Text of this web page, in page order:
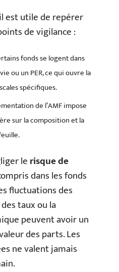
est utile de repérer
de vigilance :
fonds se logent dans
ou un PER, ce qui ouvre la
spécifiques.
de l’AMF impose
sur la composition et la
lerisque de
dans les fonds
fluctuations des
taux ou la
peuvent avoir un
des parts. Les
ne valent jamais